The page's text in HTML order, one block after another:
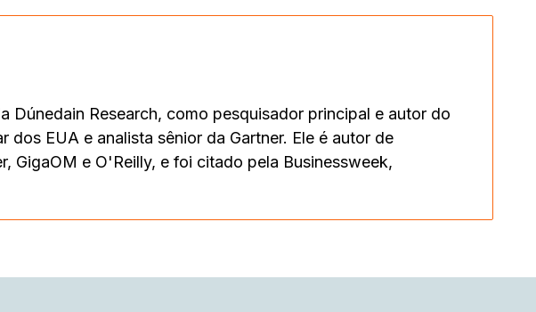
Dúnedain Research, como pesquisador principal e autor do
EUA e analista sênior da Gartner. Ele é autor de
GigaOM e O'Reilly, e foi citado pela Businessweek,